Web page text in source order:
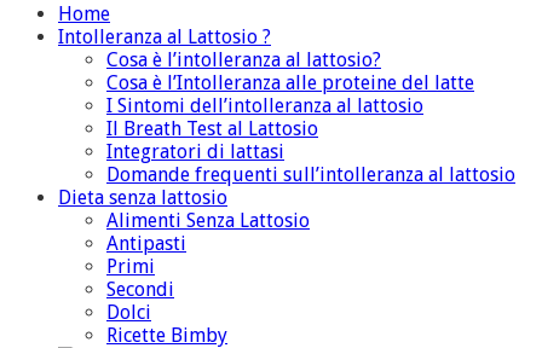
Home
Intolleranza al Lattosio ?
Cosa è l’intolleranza al lattosio?
Cosa è l’Intolleranza alle proteine del latte
I Sintomi dell’intolleranza al lattosio
Il Breath Test al Lattosio
Integratori di lattasi
Domande frequenti sull’intolleranza al lattosio
Dieta senza lattosio
Alimenti Senza Lattosio
Antipasti
Primi
Secondi
Dolci
Ricette Bimby